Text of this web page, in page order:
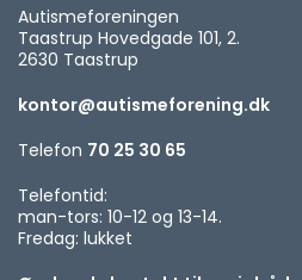
Autismeforeningen
Taastrup Hovedgade 101, 2.
2630 Taastrup
kontor@autismeforening.dk
Telefon 70 25 30 65
Telefontid:
man-tors: 10-12 og 13-14.
Fredag: lukket